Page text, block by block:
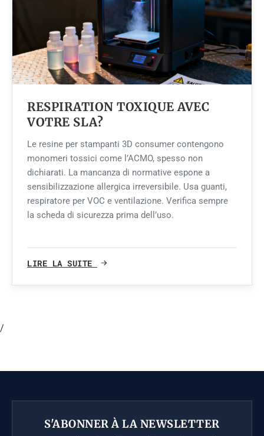
RESPIRATION TOXIQUE AVEC
VOTRE SLA?
Le resine per stampanti 3D consumer contengono
monomeri tossici come l’ACMO, spesso non
dichiarati. La mancanza di normative espone a
sensibilizzazione allergica irreversibile. Usa guanti,
respiratore per VOC e ventilazione. Verifica sempre
la scheda di sicurezza prima dell’uso.
LIRE LA SUITE
/
S'ABONNER À LA NEWSLETTER